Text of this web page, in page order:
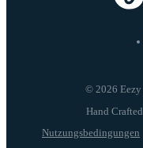
© 2026
Nutzungsbedingungen